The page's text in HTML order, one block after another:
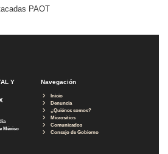
PAOT
Y
México
Navegación
Inicio
Denuncia
¿Quiénes somos?
Micrositios
Comunicados
Consejo de Gobierno